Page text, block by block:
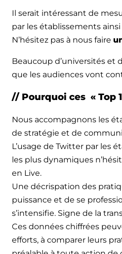
Il serait intéressant de
par les établissements
N’hésitez pas à nous faire
Beaucoup d’universités et
que les audiences vont
// Pourquoi ces « Top
Nous accompagnons les
de stratégie et de
L’usage de Twitter par les
les plus dynamiques
en Live.
Une décrispation des
puissance et de se
s’intensifie. Signe de la
Ces données chiffrées
efforts, à comparer leurs